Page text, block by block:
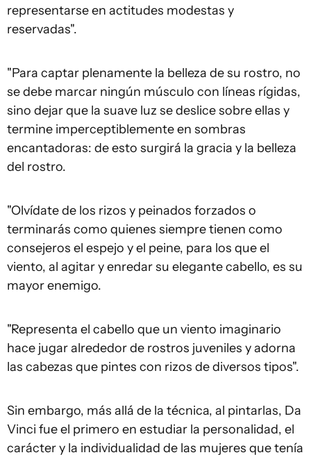
representarse en actitudes modestas y
reservadas".
"Para captar plenamente la belleza de su rostro, no
se debe marcar ningún músculo con líneas rígidas,
sino dejar que la suave luz se deslice sobre ellas y
termine imperceptiblemente en sombras
encantadoras: de esto surgirá la gracia y la belleza
del rostro.
"Olvídate de los rizos y peinados forzados o
terminarás como quienes siempre tienen como
consejeros el espejo y el peine, para los que el
viento, al agitar y enredar su elegante cabello, es su
mayor enemigo.
"Representa el cabello que un viento imaginario
hace jugar alrededor de rostros juveniles y adorna
las cabezas que pintes con rizos de diversos tipos".
Sin embargo, más allá de la técnica, al pintarlas, Da
Vinci fue el primero en estudiar la personalidad, el
carácter y la individualidad de las mujeres que tenía